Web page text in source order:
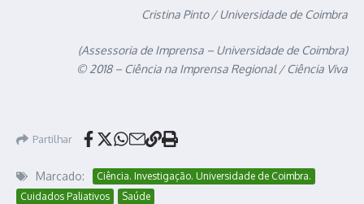
Cristina Pinto / Universidade de Coimbra
(Assessoria de Imprensa – Universidade de Coimbra)
© 2018 – Ciência na Imprensa Regional / Ciência Viva
Partilhar
Marcado:
Ciência. Investigação. Universidade de Coimbra.
Cuidados Paliativos
Saúde